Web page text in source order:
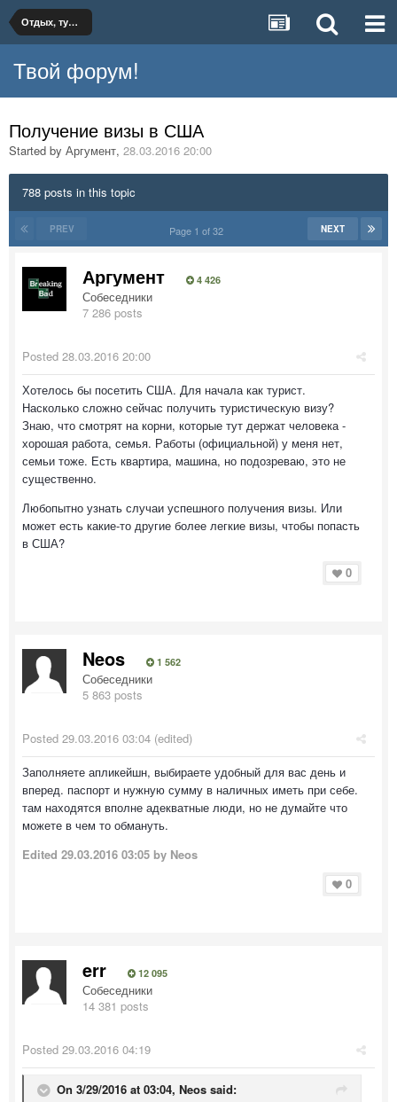
Отдых, туризм, путешествия
Твой форум!
Получение визы в США
Started by Аргумент, 28.03.2016 20:00
788 posts in this topic
PREV NEXT
Page 1 of 32
Аргумент 4 426
Собеседники
7 286 posts
Posted 28.03.2016 20:00
Хотелось бы посетить США. Для начала как турист.
Насколько сложно сейчас получить туристическую визу?
Знаю, что смотрят на корни, которые тут держат человека -
хорошая работа, семья. Работы (официальной) у меня нет,
семьи тоже. Есть квартира, машина, но подозреваю, это не
существенно.
Любопытно узнать случаи успешного получения визы. Или
может есть какие-то другие более легкие визы, чтобы попасть
в США?
0
Neos 1 562
Собеседники
5 863 posts
Posted 29.03.2016 03:04 (edited)
Заполняете апликейшн, выбираете удобный для вас день и
вперед. паспорт и нужную сумму в наличных иметь при себе.
там находятся вполне адекватные люди, но не думайте что
можете в чем то обмануть.
Edited 29.03.2016 03:05 by Neos
0
err 12 095
Собеседники
14 381 posts
Posted 29.03.2016 04:19
On 3/29/2016 at 03:04, Neos said: